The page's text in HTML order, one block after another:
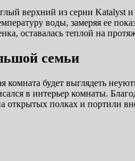
верхний из серии
воды, замеряя ее
оставалась теплой на
семьи
комната будет выглядеть
в интерьер комнаты.
открытых полках и портили